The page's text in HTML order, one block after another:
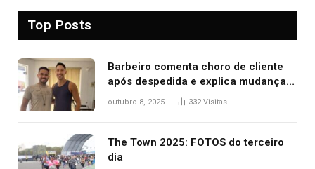
Top Posts
Barbeiro comenta choro de cliente
após despedida e explica mudança
para o TO: ‘Não esperava atingir
outubro 8, 2025 332Visitas
The Town 2025: FOTOS do terceiro
dia